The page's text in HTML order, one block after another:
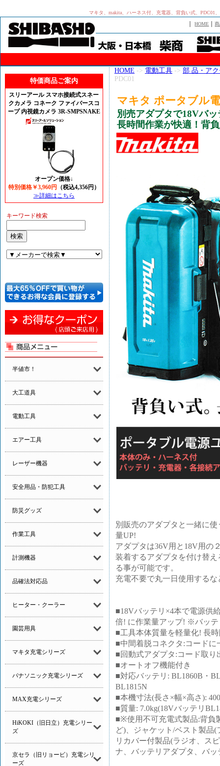
マキタ、makita、ハーネス付、充電器、背負い式、
｜HOME ｜
特価商品ご案内
スリーアール スマホ接続式スネー
クカメラ コネーク ファイバースコ
ープ 内視鏡カメラ 3R-SMPSNAKE
オープン価格↓
特別価格￥3,960円
（税込4,356円）
≫詳細はこちら
キーワード検索
半値市！
大工道具
電動工具
エアー工具
レーザー機器
安全用品・防犯工具
防災グッズ
作業工具
計測機器
品確法対応品
ヒーター・クーラー
園芸用具
マキタ充電シリーズ
パナソニック充電シリーズ
MAX充電シリーズ
HiKOKI（旧日立）充電シリー
ズ
京セラ（旧リョービ）充電シリ
ーズ
HOME -> 電動工具 -> 部 品・ア
PDC01
マキタ ポータブル
別売アダプタで18Vバ
長時間作業が快適！背
別販売のアダプタと一緒に
量UP!
アダプタは36V用と18V用の
装着するアダプタを付け替
る事が可能です。
充電不要で丸一日使用する
■18Vバッテリ×4本で電源供
倍! に作業量アップ! ※バッ
■工具本体質量を軽量化! 長
■中間着脱コネクタ:コード
■回動式アダプタ:コード取
■オートオフ機能付き
■対応バッテリ: BL1860B・
BL1815N
■本機寸法(長さ×幅×高さ):
■質量: 7.0kg(18Vバッテリ
■※使用不可充電式製品:背負
ど)、ジャケット/ベスト製品
リカバー付製品(ラジオ、ス
ナ、バッテリアダプタ、バ